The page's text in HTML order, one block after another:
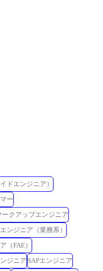
ドエンジニア）
ー
ークアップエンジニア
ンジニア（業務系）
（FAE）
ジニア SAPエンジニア